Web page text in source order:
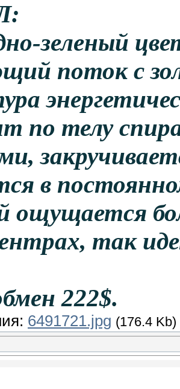
зеленый
поток с
по телу
в
ощущается
так
222$.
6491721.jpg (176.4 Kb)